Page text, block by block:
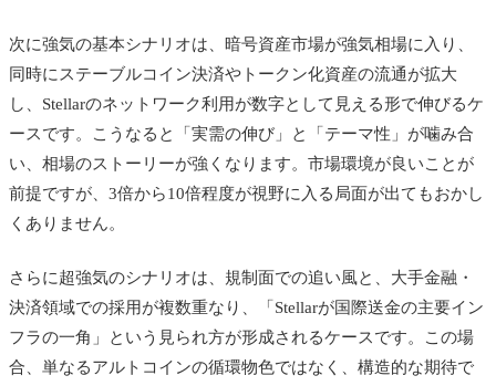
次に強気の基本シナリオは、暗号資産市場が強気相場に入り、
同時にステーブルコイン決済やトークン化資産の流通が拡大
し、Stellarのネットワーク利用が数字として見える形で伸びるケ
ースです。こうなると「実需の伸び」と「テーマ性」が噛み合
い、相場のストーリーが強くなります。市場環境が良いことが
前提ですが、3倍から10倍程度が視野に入る局面が出てもおかし
くありません。
さらに超強気のシナリオは、規制面での追い風と、大手金融・
決済領域での採用が複数重なり、「Stellarが国際送金の主要イン
フラの一角」という見られ方が形成されるケースです。この場
合、単なるアルトコインの循環物色ではなく、構造的な期待で